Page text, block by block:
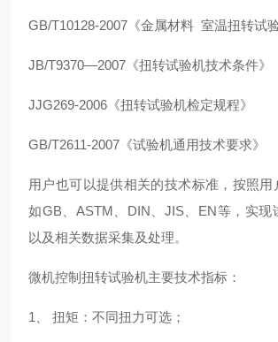
GB/T10128-2007《金属材料 室温扭转试验
JB/T9370—2007《扭转试验机技术条件》
JJG269-2006《扭转试验机检定规程》
GB/T2611-2007《试验机通用技术要求》
用户也可以提供相关的技术标准，按照用
如GB、ASTM、DIN、JIS、EN等，实现
以及相关数据采集及处理。
微机控制扭转试验机主要技术指标：
1、 扭矩：不同扭力可选；